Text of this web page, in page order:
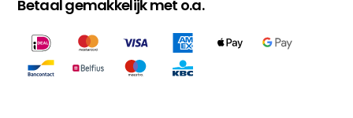
Betaal gemakkelijk met o.a.